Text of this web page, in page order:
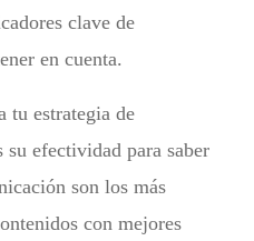
clave de
en cuenta.
tu estrategia de
efectividad para saber
son los más
con mejores